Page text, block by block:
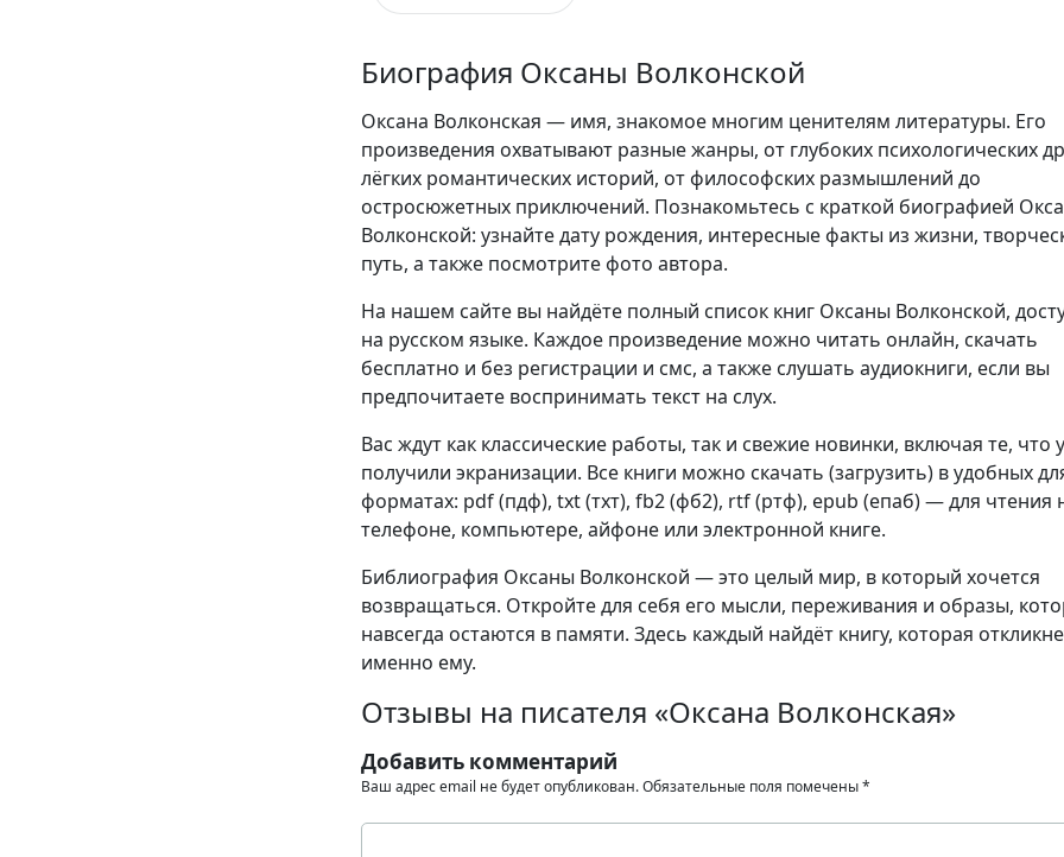
Биография Оксаны Волконской
Оксана Волконская — имя, знакомое многим ценителям литературы. Его
произведения охватывают разные жанры, от глубоких психологических
лёгких романтических историй, от философских размышлений до
остросюжетных приключений. Познакомьтесь с краткой биографией
Волконской: узнайте дату рождения, интересные факты из жизни,
путь, а также посмотрите фото автора.
На нашем сайте вы найдёте полный список книг Оксаны Волконской,
на русском языке. Каждое произведение можно читать онлайн, скачать
бесплатно и без регистрации и смс, а также слушать аудиокниги, если вы
предпочитаете воспринимать текст на слух.
Вас ждут как классические работы, так и свежие новинки, включая те, что
получили экранизации. Все книги можно скачать (загрузить) в удобных
форматах: pdf (пдф), txt (тхт), fb2 (фб2), rtf (ртф), epub (епаб) — для чтения
телефоне, компьютере, айфоне или электронной книге.
Библиография Оксаны Волконской — это целый мир, в который хочется
возвращаться. Откройте для себя его мысли, переживания и образы,
навсегда остаются в памяти. Здесь каждый найдёт книгу, которая
именно ему.
Отзывы на писателя «Оксана Волконская»
Добавить комментарий
Ваш адрес email не будет опубликован.Обязательные поля помечены*